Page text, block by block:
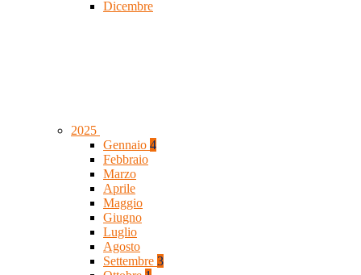
Dicembre
2025
Gennaio 4
Febbraio
Marzo
Aprile
Maggio
Giugno
Luglio
Agosto
Settembre 3